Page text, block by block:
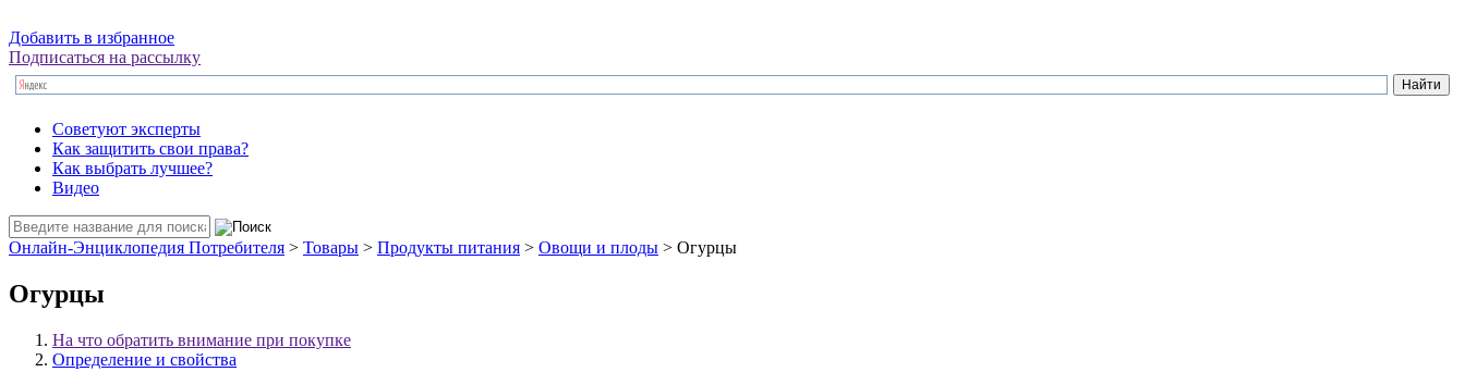
Добавить в избранное
Подписаться на рассылку
Советуют эксперты
Как защитить свои права?
Как выбрать лучшее?
Видео
Онлайн-Энциклопедия Потребителя > Товары > Продукты питания > Овощи и плоды > Огурцы
Огурцы
На что обратить внимание при покупке
Определение и свойства